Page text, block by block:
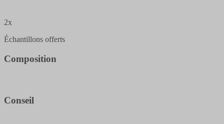
2x
Échantillons offerts
Composition
Conseil